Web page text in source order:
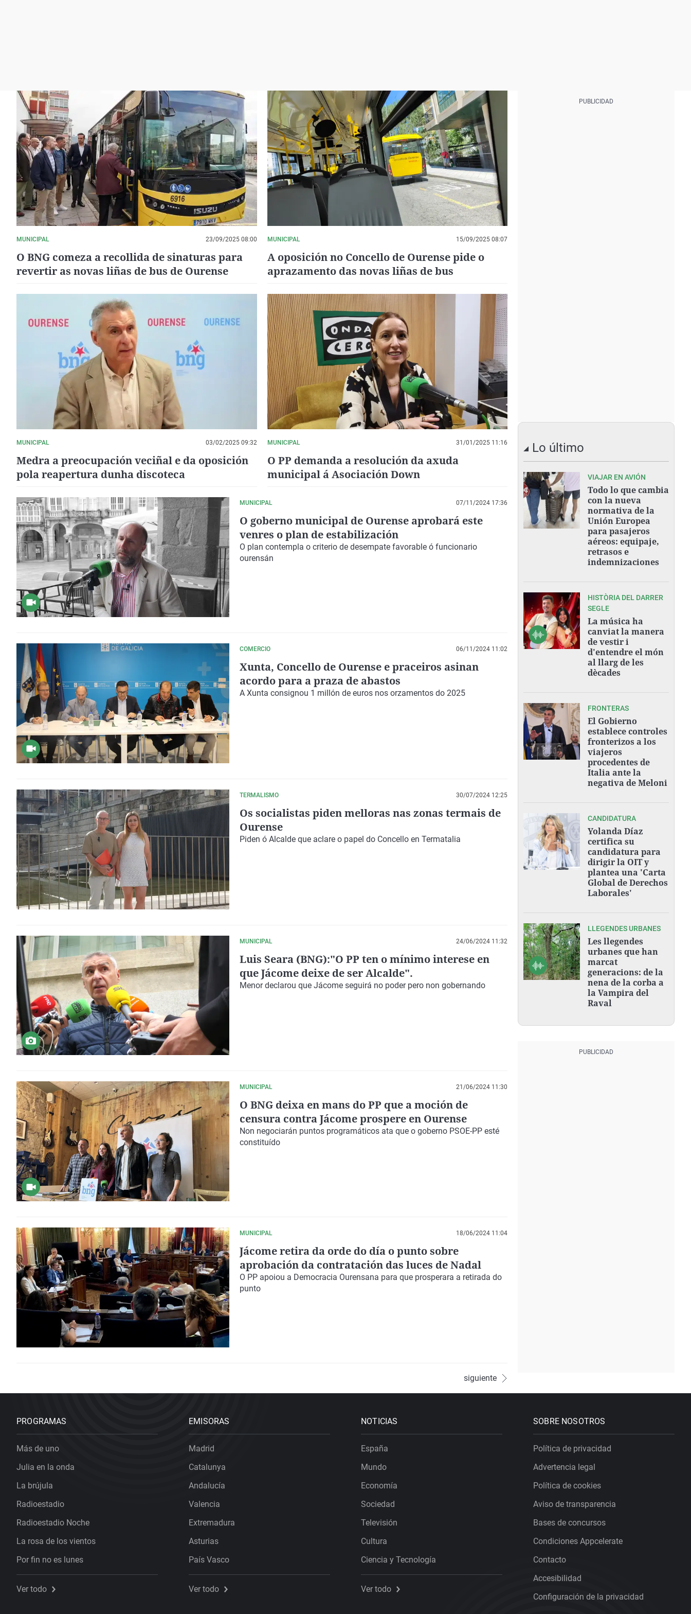
MUNICIPAL 23/09/2025 08:00
O BNG comeza a recollida de sinaturas para
revertir as novas liñas de bus de Ourense
MUNICIPAL 15/09/2025 08:07
A oposición no Concello de Ourense pide o
aprazamento das novas liñas de bus
MUNICIPAL 03/02/2025 09:32
Medra a preocupación veciñal e da oposición
pola reapertura dunha discoteca
MUNICIPAL 31/01/2025 11:16
O PP demanda a resolución da axuda
municipal á Asociación Down
MUNICIPAL 07/11/2024 17:36
O goberno municipal de Ourense aprobará este
venres o plan de estabilización
O plan contempla o criterio de desempate favorable ó funcionario
ourensán
COMERCIO 06/11/2024 11:02
Xunta, Concello de Ourense e praceiros asinan
acordo para a praza de abastos
A Xunta consignou 1 millón de euros nos orzamentos do 2025
TERMALISMO 30/07/2024 12:25
Os socialistas piden melloras nas zonas termais de
Ourense
Piden ó Alcalde que aclare o papel do Concello en Termatalia
MUNICIPAL 24/06/2024 11:32
Luis Seara (BNG):"O PP ten o mínimo interese en
que Jácome deixe de ser Alcalde".
Menor declarou que Jácome seguirá no poder pero non gobernando
MUNICIPAL 21/06/2024 11:30
O BNG deixa en mans do PP que a moción de
censura contra Jácome prospere en Ourense
Non negociarán puntos programáticos ata que o goberno PSOE-PP esté
constituído
MUNICIPAL 18/06/2024 11:04
Jácome retira da orde do día o punto sobre
aprobación da contratación das luces de Nadal
O PP apoiou a Democracia Ourensana para que prosperara a retirada do
punto
siguiente
Lo último
VIAJAR EN AVIÓN
Todo lo que cambia
con la nueva
normativa de la
Unión Europea
para pasajeros
aéreos: equipaje,
retrasos e
indemnizaciones
HISTÒRIA DEL DARRER
SEGLE
La música ha
canviat la manera
de vestir i
d'entendre el món
al llarg de les
dècades
FRONTERAS
El Gobierno
establece controles
fronterizos a los
viajeros
procedentes de
Italia ante la
negativa de Meloni
CANDIDATURA
Yolanda Díaz
certifica su
candidatura para
dirigir la OIT y
plantea una 'Carta
Global de Derechos
Laborales'
LLEGENDES URBANES
Les llegendes
urbanes que han
marcat
generacions: de la
nena de la corba a
la Vampira del
Raval
PROGRAMAS
Más de uno
Julia en la onda
La brújula
Radioestadio
Radioestadio Noche
La rosa de los vientos
Por fin no es lunes
Ver todo
EMISORAS
Madrid
Catalunya
Andalucía
Valencia
Extremadura
Asturias
País Vasco
Ver todo
NOTICIAS
España
Mundo
Economía
Sociedad
Televisión
Cultura
Ciencia y Tecnología
Ver todo
SOBRE NOSOTROS
Política de privacidad
Advertencia legal
Política de cookies
Aviso de transparencia
Bases de concursos
Condiciones Appcelerate
Contacto
Accesibilidad
Configuración de la privacidad